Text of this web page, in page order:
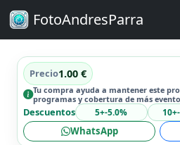
FotoAndresParra
Precio1.00 €
Tu compra ayuda a mantener este
programas y cobertura de más
Descuentos 5+-5.0% 10+
WhatsApp